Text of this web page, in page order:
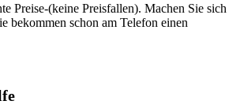
Preise-(keine Preisfallen). Machen Sie sich
bekommen schon am Telefon einen